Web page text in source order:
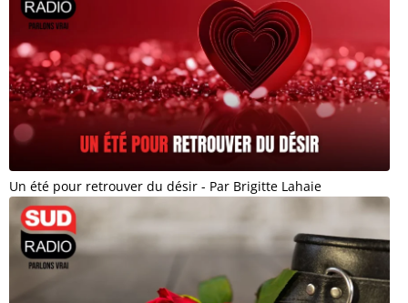
Un été pour retrouver du désir - Par Brigitte Lahaie